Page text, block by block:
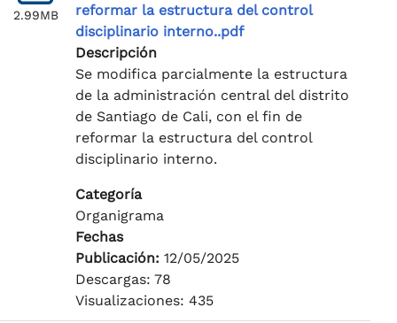
2.99MB
reformar la estructura del control
disciplinario interno..pdf
Descripción
Se modifica parcialmente la estructura
de la administración central del distrito
de Santiago de Cali, con el fin de
reformar la estructura del control
disciplinario interno.
Categoría
Organigrama
Fechas
Publicación: 12/05/2025
Descargas: 78
Visualizaciones: 435